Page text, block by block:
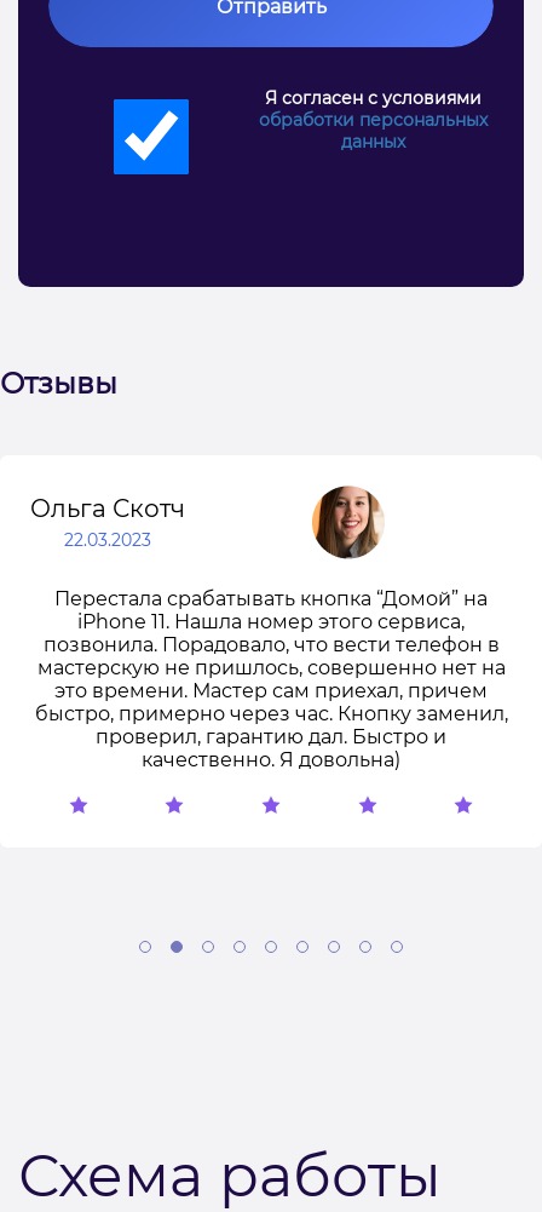
Отправить
Я согласен с условиями
обработки персональных
данных
Отзывы
Ольга Скотч
22.03.2023
Перестала срабатывать кнопка “Домой” на
iPhone 11. Нашла номер этого сервиса,
позвонила. Порадовало, что вести телефон в
мастерскую не пришлось, совершенно нет на
это времени. Мастер сам приехал, причем
быстро, примерно через час. Кнопку заменил,
проверил, гарантию дал. Быстро и
качественно. Я довольна)
Схема работы